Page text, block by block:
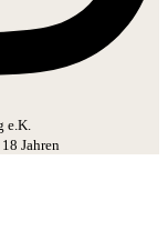
e.K.
Jahren